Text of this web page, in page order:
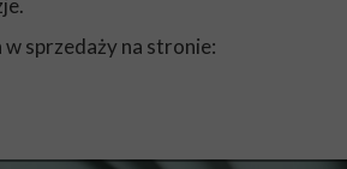
w sprzedaży na stronie: